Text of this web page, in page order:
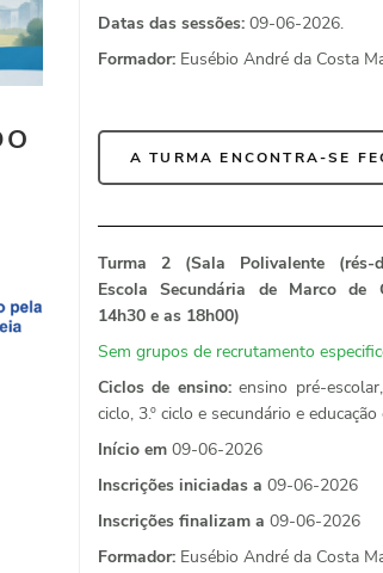
Datas das sessões: 09-06-2026.
Formador: Eusébio André da Costa
A TURMA ENCONTRA-SE
Turma 2 (Sala Polivalente (rés-
Escola Secundária de Marco de
14h30 e as 18h00)
Sem grupos de recrutamento
Ciclos de ensino:ensino pré-escolar,
ciclo, 3.º ciclo e secundário e educação
Início em 09-06-2026
Inscrições iniciadas a 09-06-2026
Inscrições finalizam a 09-06-2026
Formador: Eusébio André da Costa